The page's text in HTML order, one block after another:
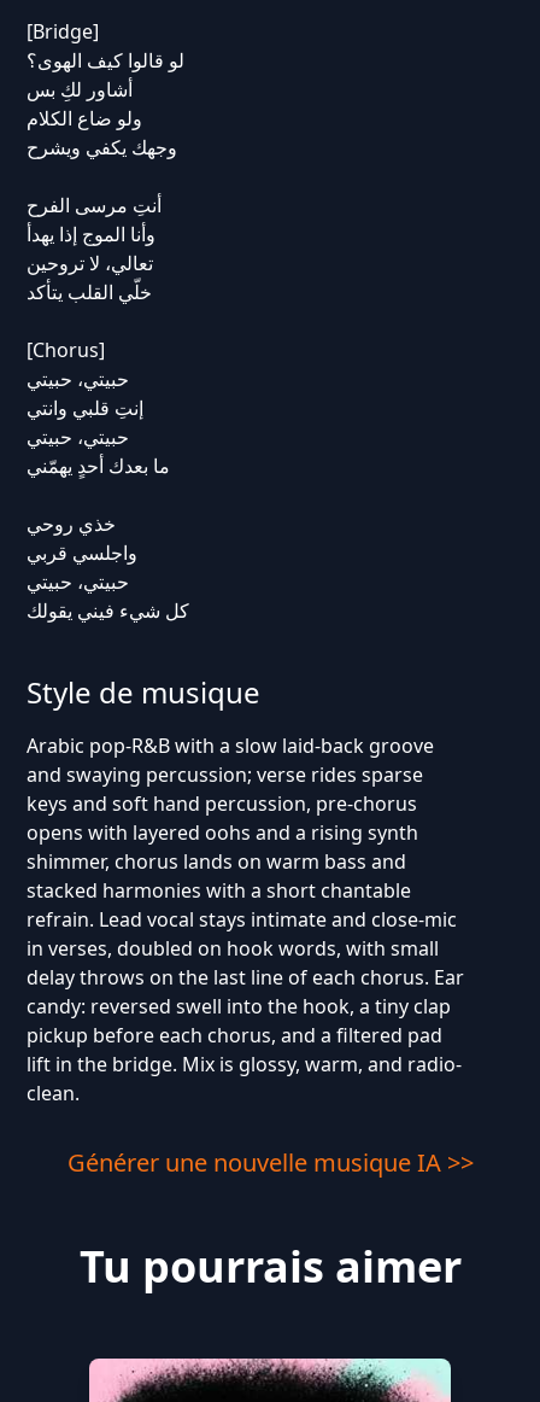
[Bridge]
لو قالوا كيف الهوى؟
أشاور لكِ بس
ولو ضاع الكلام
وجهك يكفي ويشرح
أنتِ مرسى الفرح
وأنا الموج إذا يهدأ
تعالي، لا تروحين
خلّي القلب يتأكد
[Chorus]
حبيتي، حبيتي
إنتِ قلبي وانتي
حبيتي، حبيتي
ما بعدك أحدٍ يهمّني
خذي روحي
واجلسي قربي
حبيتي، حبيتي
كل شيء فيني يقولك
Style de musique
Arabic pop-R&B with a slow laid-back groove
and swaying percussion; verse rides sparse
keys and soft hand percussion, pre-chorus
opens with layered oohs and a rising synth
shimmer, chorus lands on warm bass and
stacked harmonies with a short chantable
refrain. Lead vocal stays intimate and close-mic
in verses, doubled on hook words, with small
delay throws on the last line of each chorus. Ear
candy: reversed swell into the hook, a tiny clap
pickup before each chorus, and a filtered pad
lift in the bridge. Mix is glossy, warm, and radio-
clean.
Générer une nouvelle musique IA >>
Tu pourrais aimer